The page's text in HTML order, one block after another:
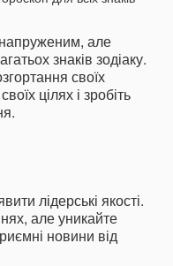
але
знаків зодіаку.
своїх
цілях і зробіть
лідерські якості.
але уникайте
новини від